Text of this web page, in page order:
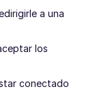
a una
los
conectado